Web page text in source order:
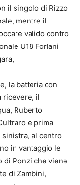
il singolo di Rizzo
mentre il
valido contro
U18 Forlani
la batteria con
ricevere, il
Ruberto
e prima
sinistra, al centro
in vantaggio le
di Ponzi che viene
di Zambini,